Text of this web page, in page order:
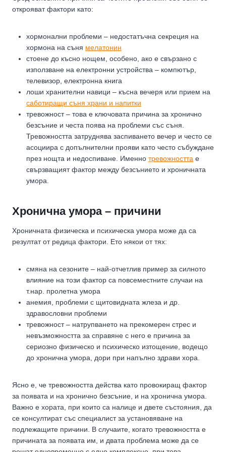
открояват фактори като:
хормонални проблеми – недостатъчна секреция на
хормона на съня мелатонин
стоене до късно нощем, особено, ако е свързано с
използване на електронни устройства – компютър,
телевизор, електронна книга
лоши хранителни навици – късна вечеря или прием на
саботиращи съня храни и напитки
тревожност – това е ключовата причина за хронично
безсъние и честа поява на проблеми със съня.
Тревожността затруднява заспиването вечер и често се
асоциира с допълнителни прояви като често събуждане
през нощта и недоспиване. Именно тревожността е
свързващият фактор между безсънието и хроничната
умора.
Хронична умора – причини
Хроничната физическа и психическа умора може да са
резултат от редица фактори. Ето някои от тях:
смяна на сезоните – най-отчетлив пример за силното
влияние на този фактор са повсеместните случаи на
т.нар. пролетна умора
анемия, проблеми с щитовидната жлеза и др.
здравословни проблеми
тревожност – натрупването на прекомерен стрес и
невъзможността за справяне с него е причина за
сериозно физическо и психическо изтощение, водещо
до хронична умора, дори при напълно здрави хора.
Ясно е, че тревожността действа като провокиращ фактор
за появата и на хронично безсъние, и на хронична умора.
Важно е хората, при които са налице и двете състояния, да
се консултират със специалист за установяване на
подлежащите причини. В случаите, когато тревожността е
причината за появата им, и двата проблема може да се